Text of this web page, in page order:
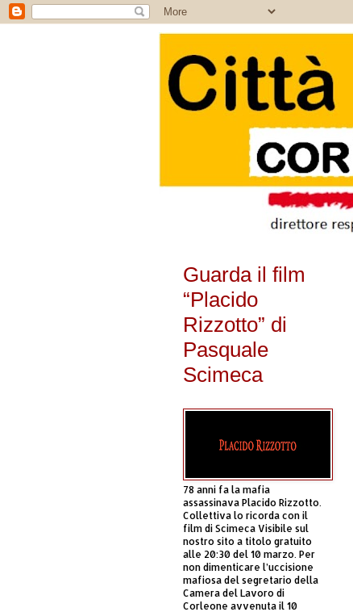
Guarda il film
“Placido
Rizzotto” di
Pasquale
Scimeca
78 anni fa la mafia
assassinava Placido Rizzotto.
Collettiva lo ricorda con il
film di Scimeca Visibile sul
nostro sito a titolo gratuito
alle 20:30 del 10 marzo. Per
non dimenticare l’uccisione
mafiosa del segretario della
Camera del Lavoro di
Corleone avvenuta il 10